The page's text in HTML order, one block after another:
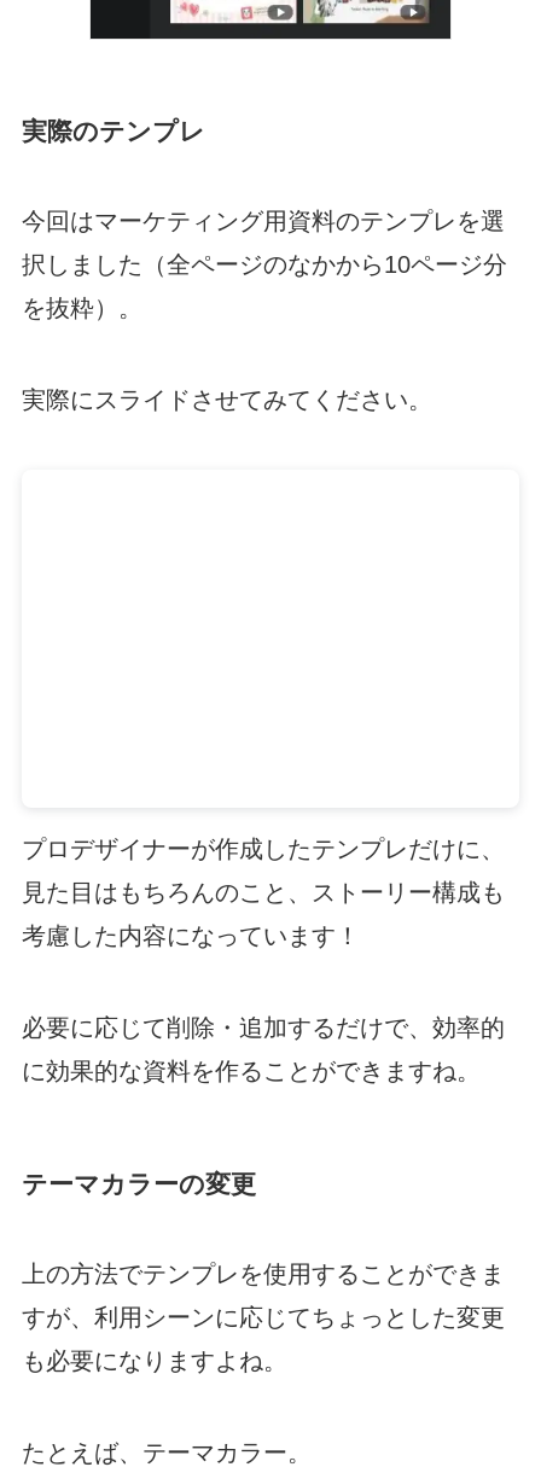
実際のテンプレ
今回はマーケティング用資料のテンプレを選
択しました（全ページのなかから10ページ分
を抜粋）。
実際にスライドさせてみてください。
プロデザイナーが作成したテンプレだけに、
見た目はもちろんのこと、ストーリー構成も
考慮した内容になっています！
必要に応じて削除・追加するだけで、効率的
に効果的な資料を作ることができますね。
テーマカラーの変更
上の方法でテンプレを使用することができま
すが、利用シーンに応じてちょっとした変更
も必要になりますよね。
たとえば、テーマカラー。